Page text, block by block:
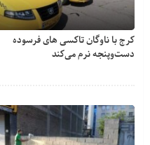
کرج با ناوگان تاکسی های فرسوده
دست‌وپنجه نرم می‌کند